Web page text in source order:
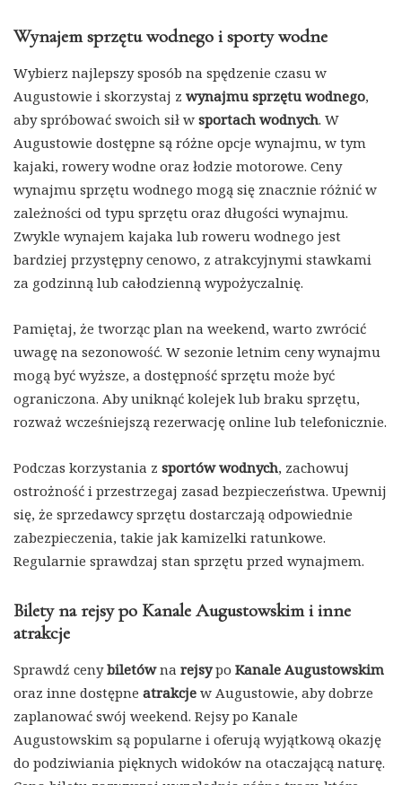
Wynajem sprzętu wodnego i sporty wodne
Wybierz najlepszy sposób na spędzenie czasu w
Augustowie i skorzystaj z wynajmu sprzętu wodnego,
aby spróbować swoich sił w sportach wodnych. W
Augustowie dostępne są różne opcje wynajmu, w tym
kajaki, rowery wodne oraz łodzie motorowe. Ceny
wynajmu sprzętu wodnego mogą się znacznie różnić w
zależności od typu sprzętu oraz długości wynajmu.
Zwykle wynajem kajaka lub roweru wodnego jest
bardziej przystępny cenowo, z atrakcyjnymi stawkami
za godzinną lub całodzienną wypożyczalnię.
Pamiętaj, że tworząc plan na weekend, warto zwrócić
uwagę na sezonowość. W sezonie letnim ceny wynajmu
mogą być wyższe, a dostępność sprzętu może być
ograniczona. Aby uniknąć kolejek lub braku sprzętu,
rozważ wcześniejszą rezerwację online lub telefonicznie.
Podczas korzystania z sportów wodnych, zachowuj
ostrożność i przestrzegaj zasad bezpieczeństwa. Upewnij
się, że sprzedawcy sprzętu dostarczają odpowiednie
zabezpieczenia, takie jak kamizelki ratunkowe.
Regularnie sprawdzaj stan sprzętu przed wynajmem.
Bilety na rejsy po Kanale Augustowskim i inne
atrakcje
Sprawdź cenybiletówna rejsypo Kanale Augustowskim
oraz inne dostępne atrakcje w Augustowie, aby dobrze
zaplanować swój weekend. Rejsy po Kanale
Augustowskim są popularne i oferują wyjątkową okazję
do podziwiania pięknych widoków na otaczającą naturę.